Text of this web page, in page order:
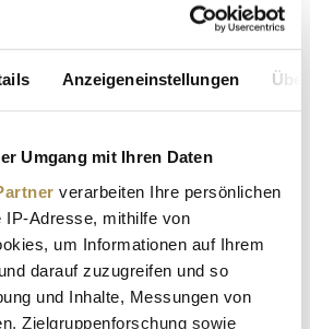
Anzeigeneinstellungen
Umgang mit Ihren Daten
verarbeiten Ihre persönlichen
IP-Adresse, mithilfe von
um Informationen auf Ihrem
darauf zuzugreifen und so
und Inhalte, Messungen von
Zielgruppenforschung sowie